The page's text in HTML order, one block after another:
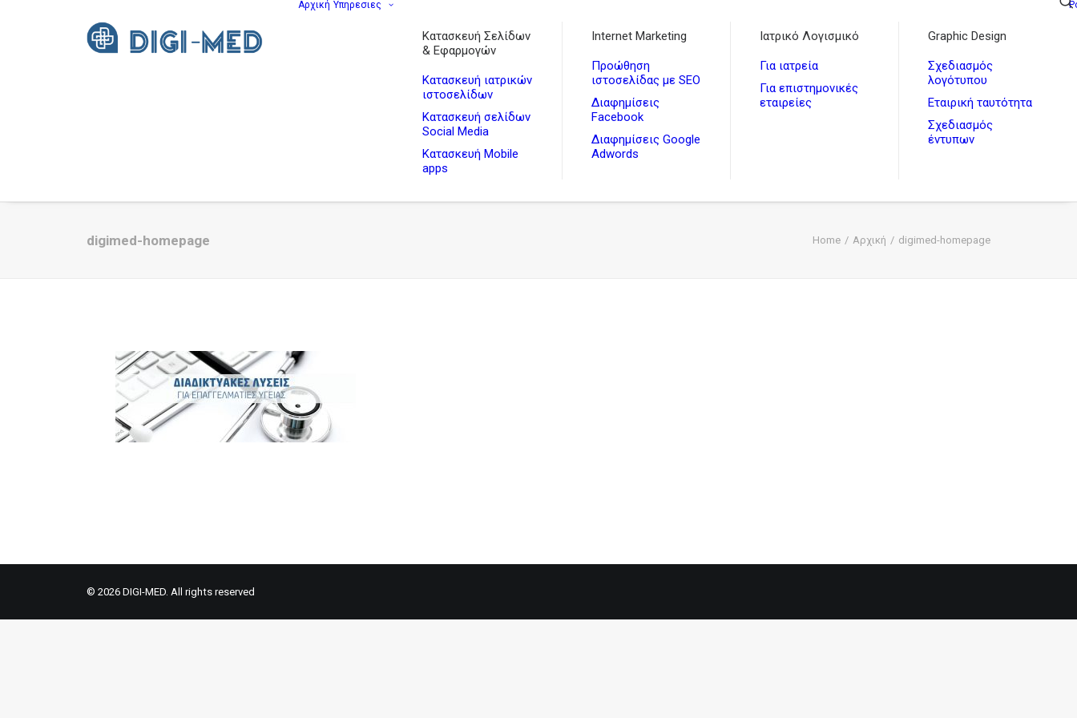
Αρχική Υπηρεσιες
Κατασκευή Σελίδων
& Εφαρμογών
Κατασκευή ιατρικών
ιστοσελίδων
Κατασκευή σελίδων
Social Media
Κατασκευή Mobile
apps
Internet Marketing
Προώθηση
ιστοσελίδας με SEO
Διαφημίσεις
Facebook
Διαφημίσεις Google
Adwords
Ιατρικό Λογισμικό
Για ιατρεία
Για επιστημονικές
εταιρείες
Graphic Design
Σχεδιασμός
λογότυπου
Εταιρική ταυτότητα
Σχεδιασμός
έντυπων
digimed-homepage Home Αρχική digimed-homepage
© 2026 DIGI-MED. All rights reserved